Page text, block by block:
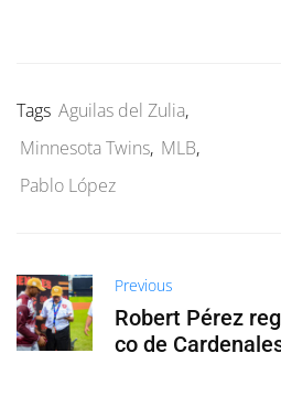
Tags Aguilas del Zulia,
Minnesota Twins, MLB,
Pablo López
Previous
Robert Pérez
co de